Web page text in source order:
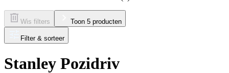
Wis filters Toon 5 producten
Filter & sorteer
Stanley Pozidriv